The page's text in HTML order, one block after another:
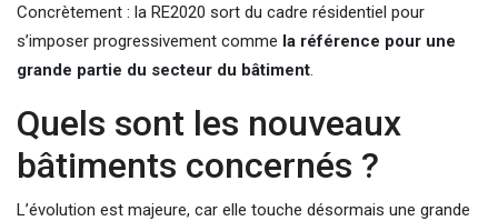
Concrètement : la RE2020 sort du cadre résidentiel pour
s’imposer progressivement comme la référence pour une
grande partie du secteur du bâtiment.
Quels sont les nouveaux
bâtiments concernés ?
L’évolution est majeure, car elle touche désormais une grande